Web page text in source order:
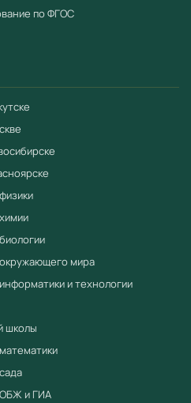
по ФГОС
мира
и технологии
школы
и ГИА